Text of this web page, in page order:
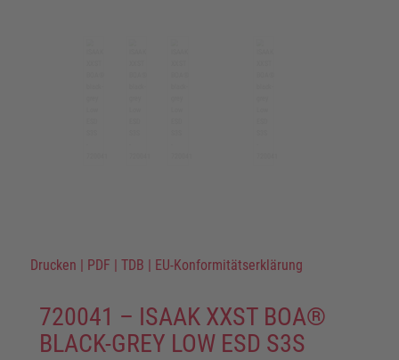
Drucken | PDF | TDB | EU-Konformitätserklärung
720041 – ISAAK XXST BOA®
BLACK-GREY LOW ESD S3S